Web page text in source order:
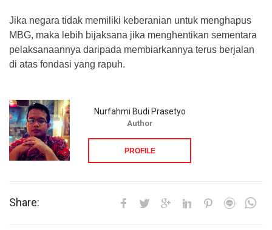
Jika negara tidak memiliki keberanian untuk menghapus
MBG, maka lebih bijaksana jika menghentikan sementara
pelaksanaannya daripada membiarkannya terus berjalan
di atas fondasi yang rapuh.
Nurfahmi Budi Prasetyo
Author
PROFILE
Share: